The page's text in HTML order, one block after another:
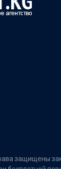
защищены